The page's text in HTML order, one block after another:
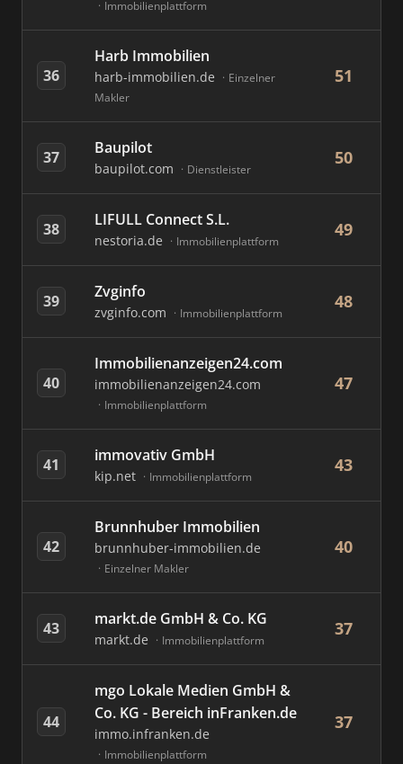
Immobilienplattform
36
Harb Immobilien
harb-immobilien.de
Einzelner
Makler
51
37 Baupilot
baupilot.com Dienstleister
50
38 LIFULL Connect S.L.
nestoria.de Immobilienplattform
49
39 Zvginfo
zvginfo.com Immobilienplattform
48
40
Immobilienanzeigen24.com
immobilienanzeigen24.com
Immobilienplattform
47
41 immovativ GmbH
kip.net Immobilienplattform
43
42
Brunnhuber Immobilien
brunnhuber-immobilien.de
Einzelner Makler
40
43 markt.de GmbH & Co. KG
markt.de Immobilienplattform
37
44
mgo Lokale Medien GmbH &
Co. KG - Bereich inFranken.de
immo.infranken.de
Immobilienplattform
37